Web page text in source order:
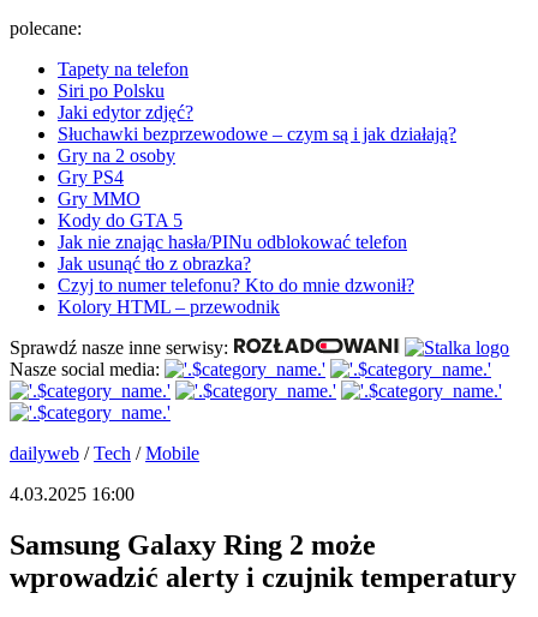
polecane:
Tapety na telefon
Siri po Polsku
Jaki edytor zdjęć?
Słuchawki bezprzewodowe – czym są i jak działają?
Gry na 2 osoby
Gry PS4
Gry MMO
Kody do GTA 5
Jak nie znając hasła/PINu odblokować telefon
Jak usunąć tło z obrazka?
Czyj to numer telefonu? Kto do mnie dzwonił?
Kolory HTML – przewodnik
Sprawdź nasze inne serwisy:
Nasze social media:
dailyweb /Tech /Mobile
4.03.2025 16:00
Samsung Galaxy Ring 2 może
wprowadzić alerty i czujnik temperatury